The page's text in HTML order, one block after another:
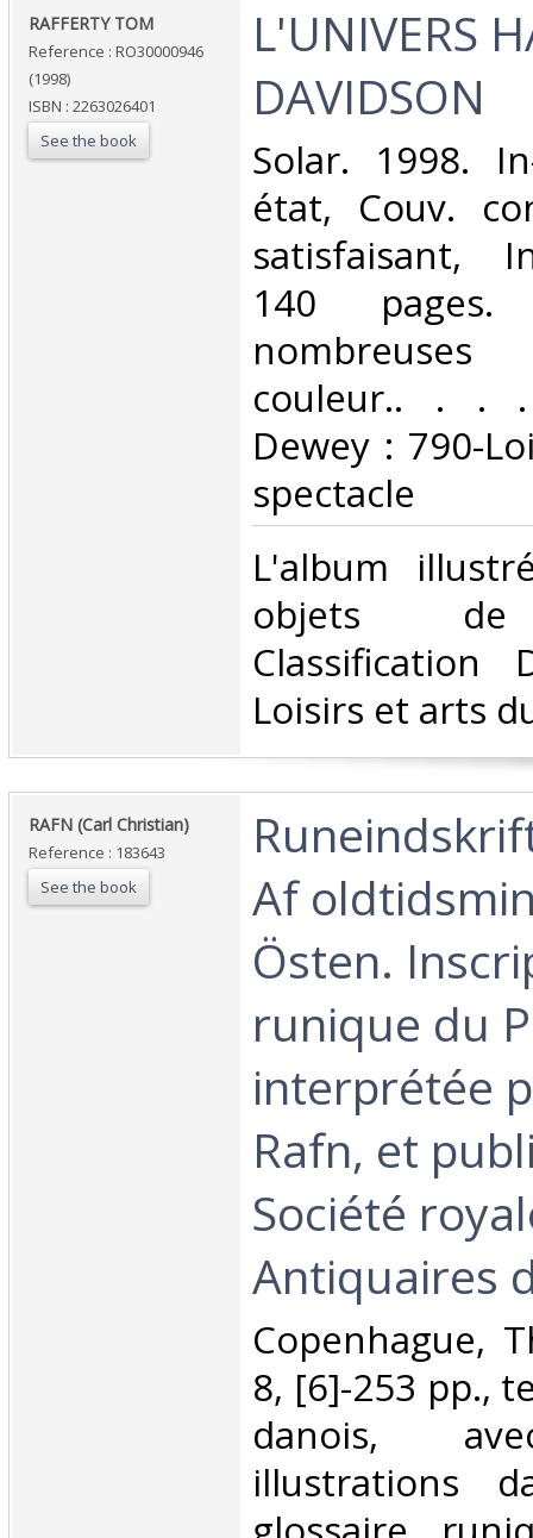
‎RAFFERTY TOM‎
Reference : RO30000946
(1998)
ISBN : 2263026401
See the book
‎L'UNIVERS
DAVIDSON‎
‎Solar. 1998.
état, Couv.
satisfaisant,
140
couleur.. . . .
Dewey : 790-
spectacle‎
‎L'album
objets de
Classification
Loisirs et arts
‎RAFN (Carl Christian)‎
Reference : 183643
See the book
Af
Östen.
runique du
interprétée
Rafn, et
Société
Antiquaires
‎Copenhague,
8, [6]-253 pp.,
danois,
illustrations